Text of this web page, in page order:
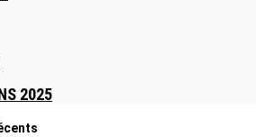
2025